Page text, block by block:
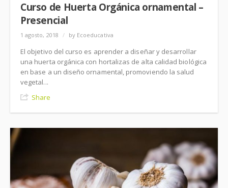
Curso de Huerta Orgánica ornamental –
Presencial
1 agosto, 2018 / by Ecoeducativa
El objetivo del curso es aprender a diseñar y desarrollar
una huerta orgánica con hortalizas de alta calidad biológica
en base a un diseño ornamental, promoviendo la salud
vegetal...
Share